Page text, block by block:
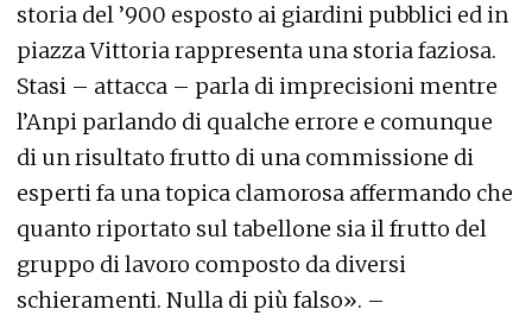
storia del ’900 esposto ai giardini pubblici ed in
piazza Vittoria rappresenta una storia faziosa.
Stasi – attacca – parla di imprecisioni mentre
l’Anpi parlando di qualche errore e comunque
di un risultato frutto di una commissione di
esperti fa una topica clamorosa affermando che
quanto riportato sul tabellone sia il frutto del
gruppo di lavoro composto da diversi
schieramenti. Nulla di più falso». –